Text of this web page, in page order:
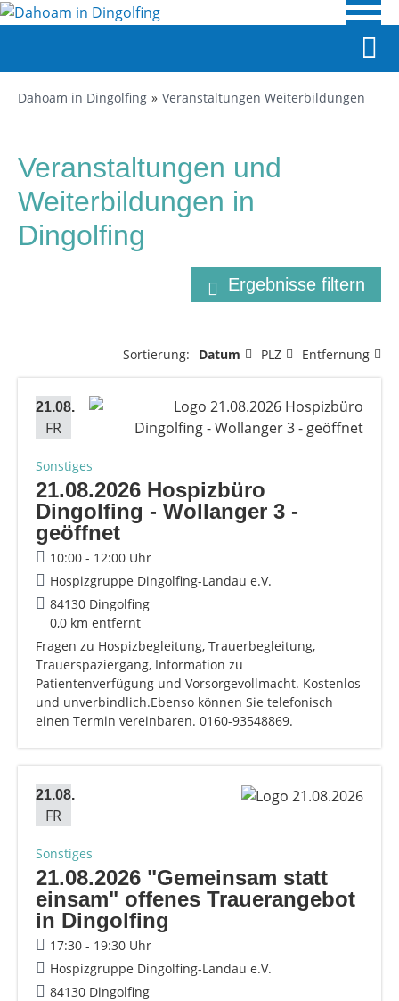
Dahoam in Dingolfing Veranstaltungen Weiterbildungen
Veranstaltungen und
Weiterbildungen in
Dingolfing
Ergebnisse filtern
Sortierung: Datum PLZ Entfernung
21.08.
FR
Sonstiges
21.08.2026 Hospizbüro
Dingolfing - Wollanger 3 -
geöffnet
10:00 - 12:00 Uhr
Hospizgruppe Dingolfing-Landau e.V.
84130 Dingolfing
0,0 km entfernt
Fragen zu Hospizbegleitung, Trauerbegleitung,
Trauerspaziergang, Information zu
Patientenverfügung und Vorsorgevollmacht. Kostenlos
und unverbindlich.Ebenso können Sie telefonisch
einen Termin vereinbaren. 0160-93548869.
21.08.
FR
Sonstiges
21.08.2026 "Gemeinsam statt
einsam" offenes Trauerangebot
in Dingolfing
17:30 - 19:30 Uhr
Hospizgruppe Dingolfing-Landau e.V.
84130 Dingolfing